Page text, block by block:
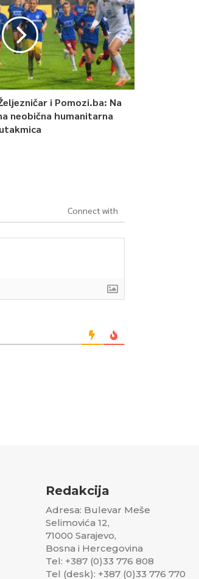
i Pomozi.ba: Na
neobična humanitarna
utakmica
Connect with
Redakcija
Adresa: Bulevar Meše
Selimovića 12,
71000 Sarajevo,
Bosna i Hercegovina
Tel: +387 (0)33 776 808
Tel (desk): +387 (0)33 776 770